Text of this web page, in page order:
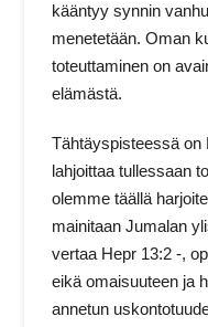
kääntyy synnin
menetetään. Oman
toteuttaminen on
elämästä.
Tähtäyspisteessä on
lahjoittaa tullessaan
olemme täällä
mainitaan Jumalan
vertaa Hepr 13:2 -,
eikä omaisuuteen ja
annetun